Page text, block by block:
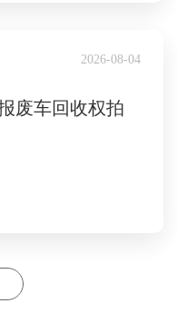
2026-08-04
废车回收权拍